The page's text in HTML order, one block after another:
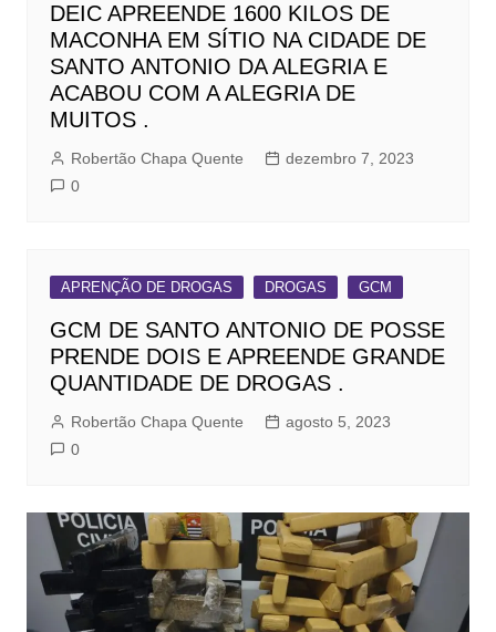
DEIC APREENDE 1600 KILOS DE
MACONHA EM SÍTIO NA CIDADE DE
SANTO ANTONIO DA ALEGRIA E
ACABOU COM A ALEGRIA DE
MUITOS .
Robertão Chapa Quente
dezembro 7, 2023
0
APRENÇÃO DE DROGAS DROGAS GCM
GCM DE SANTO ANTONIO DE POSSE
PRENDE DOIS E APREENDE GRANDE
QUANTIDADE DE DROGAS .
Robertão Chapa Quente
agosto 5, 2023
0